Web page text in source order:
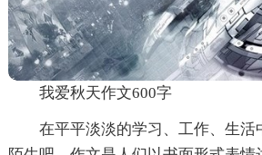
我爱秋天作文600字
在平平淡淡的学习、工作、生活